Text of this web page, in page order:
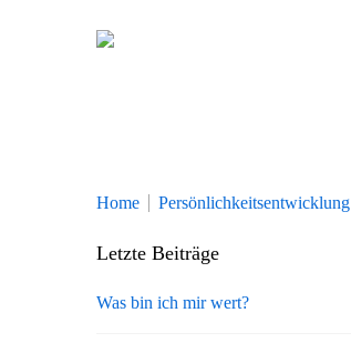
Home Persönlichkeitsentwicklung
Letzte Beiträge
Was bin ich mir wert?